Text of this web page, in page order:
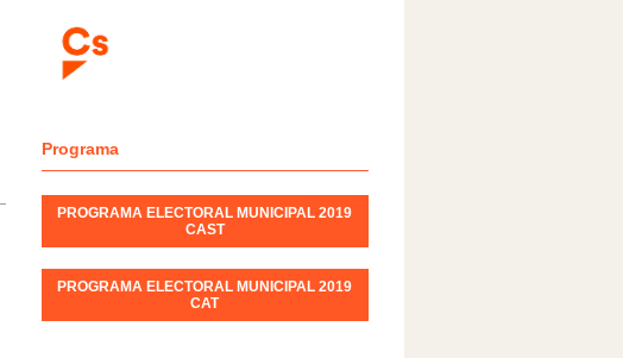
Programa
PROGRAMA ELECTORAL MUNICIPAL 2019
CAST
PROGRAMA ELECTORAL MUNICIPAL 2019
CAT